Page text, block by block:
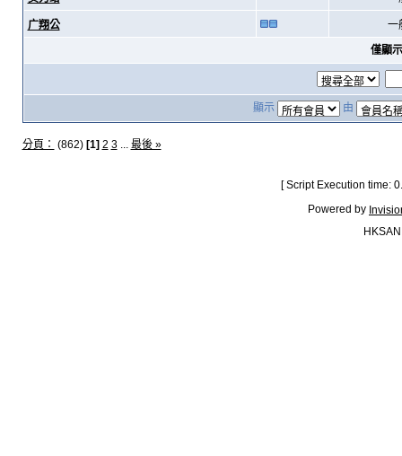
广翔公
一
僅顯
顯示 由
分頁： (862) [1] 2 3... 最後 »
[ Script Execution time:
Powered by